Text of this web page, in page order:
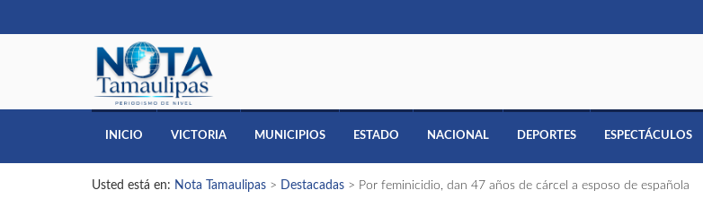
INICIO VICTORIA MUNICIPIOS ESTADO NACIONAL DEPORTES ESPECTÁCULOS
Usted está en: Nota Tamaulipas > Destacadas > Por feminicidio, dan 47 años de cárcel a esposo de española